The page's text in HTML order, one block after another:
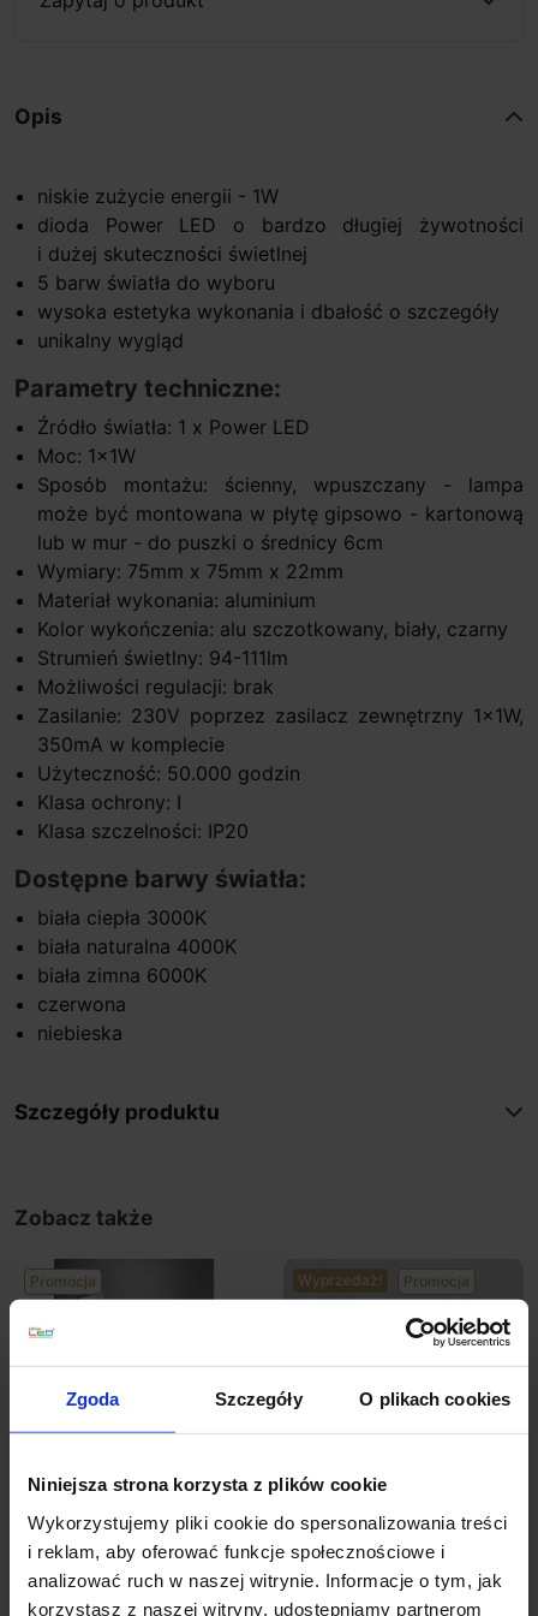
Zgoda Szczegóły O plikach cookies
Niniejsza strona korzysta z plików cookie
Wykorzystujemy pliki cookie do spersonalizowania treści
i reklam, aby oferować funkcje społecznościowe i
analizować ruch w naszej witrynie. Informacje o tym, jak
korzystasz z naszej witryny, udostępniamy partnerom
Opis
niskie zużycie energii - 1W
dioda Power LED o bardzo długiej żywotności
i dużej skuteczności świetlnej
5 barw światła do wyboru
wysoka estetyka wykonania i dbałość o szczegóły
unikalny wygląd
Parametry techniczne:
Źródło światła: 1 x Power LED
Moc: 1x1W
Sposób montażu: ścienny, wpuszczany - lampa
może być montowana w płytę gipsowo - kartonową
lub w mur - do puszki o średnicy 6cm
Wymiary: 75mm x 75mm x 22mm
Materiał wykonania: aluminium
Kolor wykończenia: alu szczotkowany, biały, czarny
Strumień świetlny: 94-111lm
Możliwości regulacji: brak
Zasilanie: 230V poprzez zasilacz zewnętrzny 1x1W,
350mA w komplecie
Użyteczność: 50.000 godzin
Klasa ochrony: I
Klasa szczelności: IP20
Dostępne barwy światła:
biała ciepła 3000K
biała naturalna 4000K
biała zimna 6000K
czerwona
niebieska
Szczegóły produktu
Zobacz także
Promocja
ELKIM LESEL 001
schodowa LED 1W alu,
biała, czarna
Wyprzedaż! Promocja
ELKIM LESEL 002
schodowa LED 1W alu,
biała, czarna 48mm